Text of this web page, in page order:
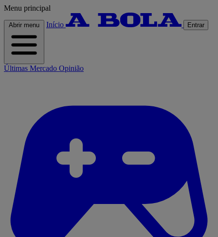
Menu principal
Abrir menu Início Entrar
Últimas Mercado Opinião